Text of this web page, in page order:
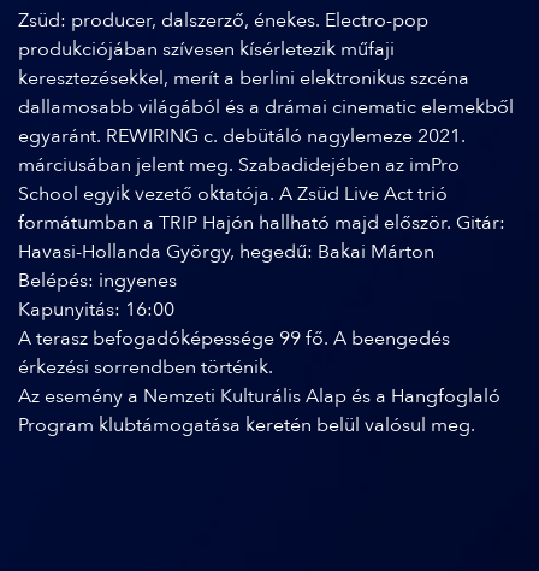
Zsüd: producer, dalszerző, énekes. Electro-pop
produkciójában szívesen kísérletezik műfaji
keresztezésekkel, merít a berlini elektronikus szcéna
dallamosabb világából és a drámai cinematic elemekből
egyaránt. REWIRING c. debütáló nagylemeze 2021.
márciusában jelent meg. Szabadidejében az imPro
School egyik vezető oktatója. A Zsüd Live Act trió
formátumban a TRIP Hajón hallható majd először. Gitár:
Havasi-Hollanda György, hegedű: Bakai Márton
Belépés: ingyenes
Kapunyitás: 16:00
A terasz befogadóképessége 99 fő. A beengedés
érkezési sorrendben történik.
Az esemény a Nemzeti Kulturális Alap és a Hangfoglaló
Program klubtámogatása keretén belül valósul meg.